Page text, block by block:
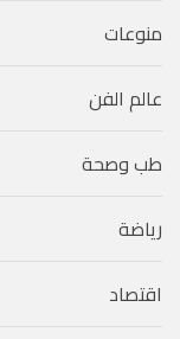
منوعات
عالم الفن
طب وصحة
رياضة
اقتصاد